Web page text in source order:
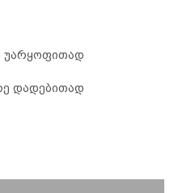
უარყოფითად
დადებითად